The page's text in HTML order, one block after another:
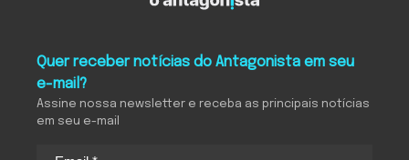
Quer receber notícias do Antagonista em seu
e-mail?
Assine nossa newsletter e receba as principais notícias
em seu e-mail